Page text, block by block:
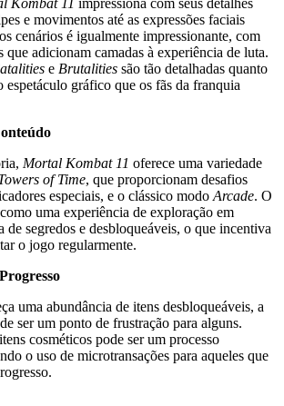
Kombat 11 impressiona com seus detalhes
e movimentos até as expressões faciais
cenários é igualmente impressionante, com
que adicionam camadas à experiência de luta.
e Brutalities são tão detalhadas quanto
espetáculo gráfico que os fãs da franquia
Mortal Kombat 11 oferece uma variedade
of Time, que proporcionam desafios
especiais, e o clássico modo Arcade. O
uma experiência de exploração em
de segredos e desbloqueáveis, o que incentiva
o jogo regularmente.
uma abundância de itens desbloqueáveis, a
ser um ponto de frustração para alguns.
cosméticos pode ser um processo
o uso de microtransações para aqueles que